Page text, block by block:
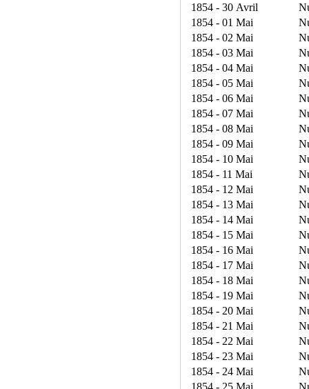
1854 - 30 Avril
1854 - 01 Mai
1854 - 02 Mai
1854 - 03 Mai
1854 - 04 Mai
1854 - 05 Mai
1854 - 06 Mai
1854 - 07 Mai
1854 - 08 Mai
1854 - 09 Mai
1854 - 10 Mai
1854 - 11 Mai
1854 - 12 Mai
1854 - 13 Mai
1854 - 14 Mai
1854 - 15 Mai
1854 - 16 Mai
1854 - 17 Mai
1854 - 18 Mai
1854 - 19 Mai
1854 - 20 Mai
1854 - 21 Mai
1854 - 22 Mai
1854 - 23 Mai
1854 - 24 Mai
1854 - 25 Mai